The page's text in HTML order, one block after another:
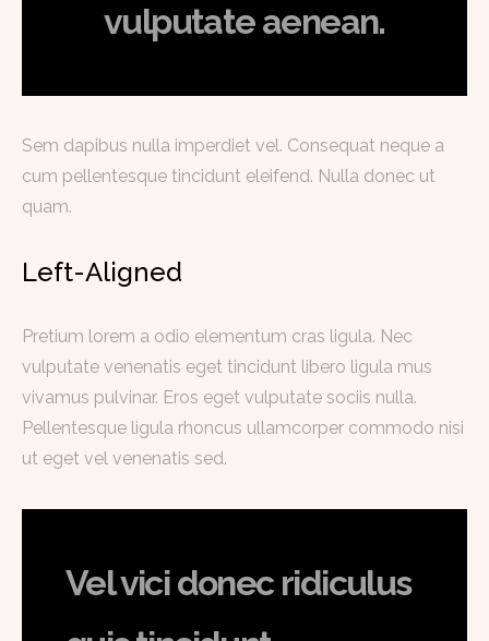
vulputate aenean.
Sem dapibus nulla imperdiet vel. Consequat neque a
cum pellentesque tincidunt eleifend. Nulla donec ut
quam.
Left-Aligned
Pretium lorem a odio elementum cras ligula. Nec
vulputate venenatis eget tincidunt libero ligula mus
vivamus pulvinar. Eros eget vulputate sociis nulla.
Pellentesque ligula rhoncus ullamcorper commodo nisi
ut eget vel venenatis sed.
Vel vici donec ridiculus